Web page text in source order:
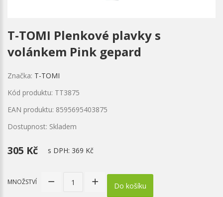
T-TOMI Plenkové plavky s
volánkem Pink gepard
Značka: T-TOMI
Kód produktu: TT3875
EAN produktu: 8595695403875
Dostupnost: Skladem
305 Kč s DPH: 369 Kč
MNOŽSTVÍ Do košíku